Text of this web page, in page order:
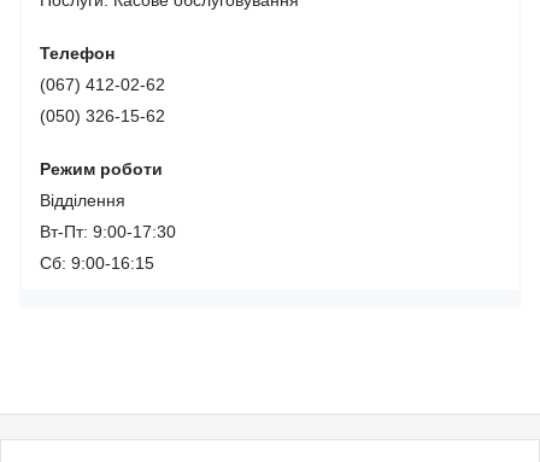
Телефон
(067) 412-02-62
(050) 326-15-62
Режим роботи
Відділення
Вт-Пт: 9:00-17:30
Сб: 9:00-16:15